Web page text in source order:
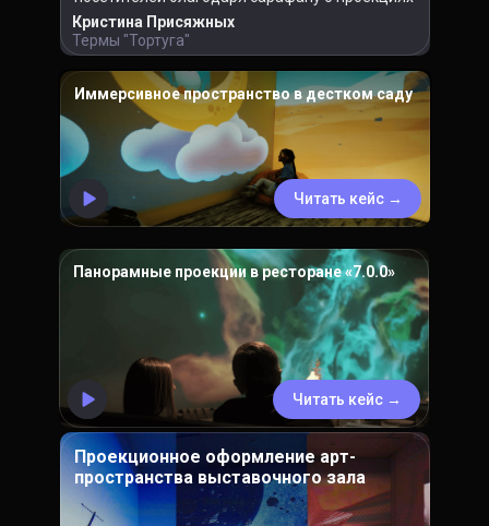
Проекционное оформление арт-
пространства выставочного зала
Читать кейс →
Панорамные проекции в ресторане «7.0.0»
Читать кейс →
Иммерсивное пространство в дестком саду
Кристина Присяжных
Термы "Тортуга"